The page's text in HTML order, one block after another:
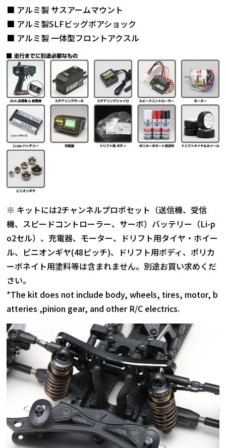
■ アルミ製 サスアームマウント
■ アルミ製SLFビッグボアショック
■ アルミ製 一体型フロントアクスル
※ キットには2チャンネルプロポセット（送信機、受信
機、スピードコントローラー、サーボ）バッテリー（Li-p
o2セル）、充電器、モーター、ドリフト用タイヤ・ホイー
ル、ピニオンギヤ(48ピッチ)、ドリフト用ボディ、ポリカ
ーボネイト用塗料等は含まれません。別途お買い求めくだ
さい。
*The kit does not include body, wheels, tires, motor, b
atteries ,pinion gear, and other R/C electrics.